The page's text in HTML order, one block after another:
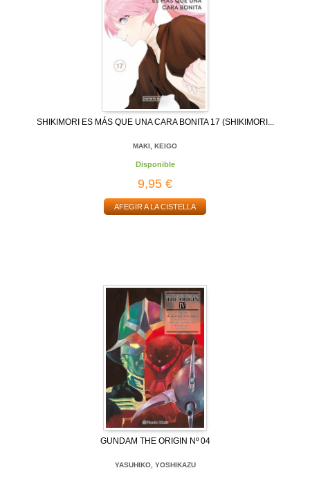
SHIKIMORI ES MÁS QUE UNA CARA BONITA 17 (SHIKIMORI...
MAKI, KEIGO
Disponible
9,95 €
AFEGIR A LA CISTELLA
GUNDAM THE ORIGIN Nº 04
YASUHIKO, YOSHIKAZU